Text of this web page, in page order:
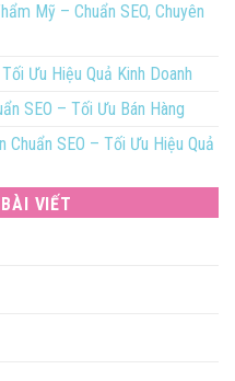
Mỹ – Chuẩn SEO, Chuyên
Ưu Hiệu Quả Kinh Doanh
SEO – Tối Ưu Bán Hàng
SEO – Tối Ưu Hiệu Quả
VIẾT